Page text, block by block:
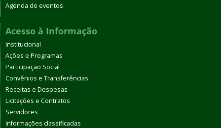
Agenda de eventos
Acesso à Informação
Institucional
Ações e Programas
Participação Social
Convênios e Transferências
Receitas e Despesas
Licitações e Contratos
Servidores
Informações classificadas